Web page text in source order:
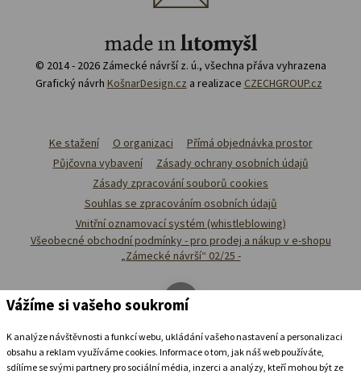
© 2014 - 2026 Zámecké návrší z. ú., všechna přáva vyhrazena
Grafický návrh KošnarDesign.cz a realizace CZECHGROUP.cz
Ke stažení O organizaci
Přímá objednávka prostor
Půjčovna vybavení
Zásady ochrany osobních údajů
Zásady zpracování souborů cookies
Souhlas se zpracováním osobních údajů
Vnitřní oznamovací systém (whistleblowing)
Všeobecné obchodní podmínky - pro prodej a nákup v e-shopu
„Zámecké návrší“ 02/25 -
Vážíme si vašeho soukromí
K analýze návštěvnosti a funkcí webu, ukládání vašeho nastavení a personalizaci
obsahu a reklam využíváme cookies. Informace o tom, jak náš web používáte,
sdílíme se svými partnery pro sociální média, inzerci a analýzy, kteří mohou být ze